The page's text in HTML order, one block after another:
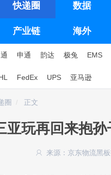
快递圈 数据
产业链 海外
申通 韵达 极兔 EMS
FedEx UPS 亚马逊
圈 正文
亚玩再回来抱
来源：京东物流黑